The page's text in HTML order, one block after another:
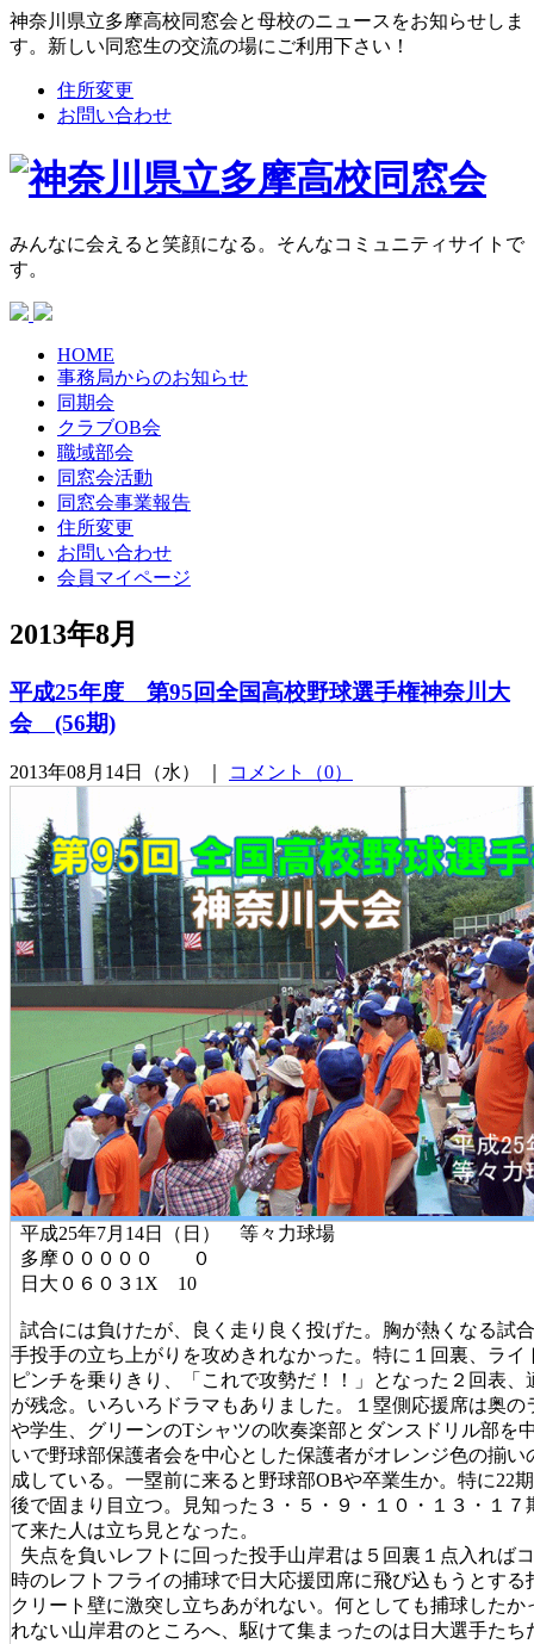
神奈川県立多摩高校同窓会と母校のニュースをお知らせしま
す。新しい同窓生の交流の場にご利用下さい！
住所変更
お問い合わせ
みんなに会えると笑顔になる。そんなコミュニティサイトで
す。
HOME
事務局からのお知らせ
同期会
クラブOB会
職域部会
同窓会活動
同窓会事業報告
住所変更
お問い合わせ
会員マイページ
2013年8月
平成25年度 第95回全国高校野球選手権神奈川大
会 (56期)
2013年08月14日（水） ｜ コメント（0）
平成25年7月14日（日） 等々力球場
多摩０００００ ０
日大０６０３1X 10
試合には負けたが、良く走り良く投げた。胸が熱くなる試
手投手の立ち上がりを攻めきれなかった。特に１回裏、ライ
ピンチを乗りきり、「これで攻勢だ！！」となった２回表
が残念。いろいろドラマもありました。１塁側応援席は奥の
や学生、グリーンのTシャツの吹奏楽部とダンスドリル部を
いで野球部保護者会を中心とした保護者がオレンジ色の揃い
成している。一塁前に来ると野球部OBや卒業生か。特に22
後で固まり目立つ。見知った３・５・９・１０・１３・１７
て来た人は立ち見となった。
失点を負いレフトに回った投手山岸君は５回裏１点入れば
時のレフトフライの捕球で日大応援団席に飛び込もうとする
クリート壁に激突し立ちあがれない。何としても捕球したか
れない山岸君のところへ、駆けて集まったのは日大選手たち